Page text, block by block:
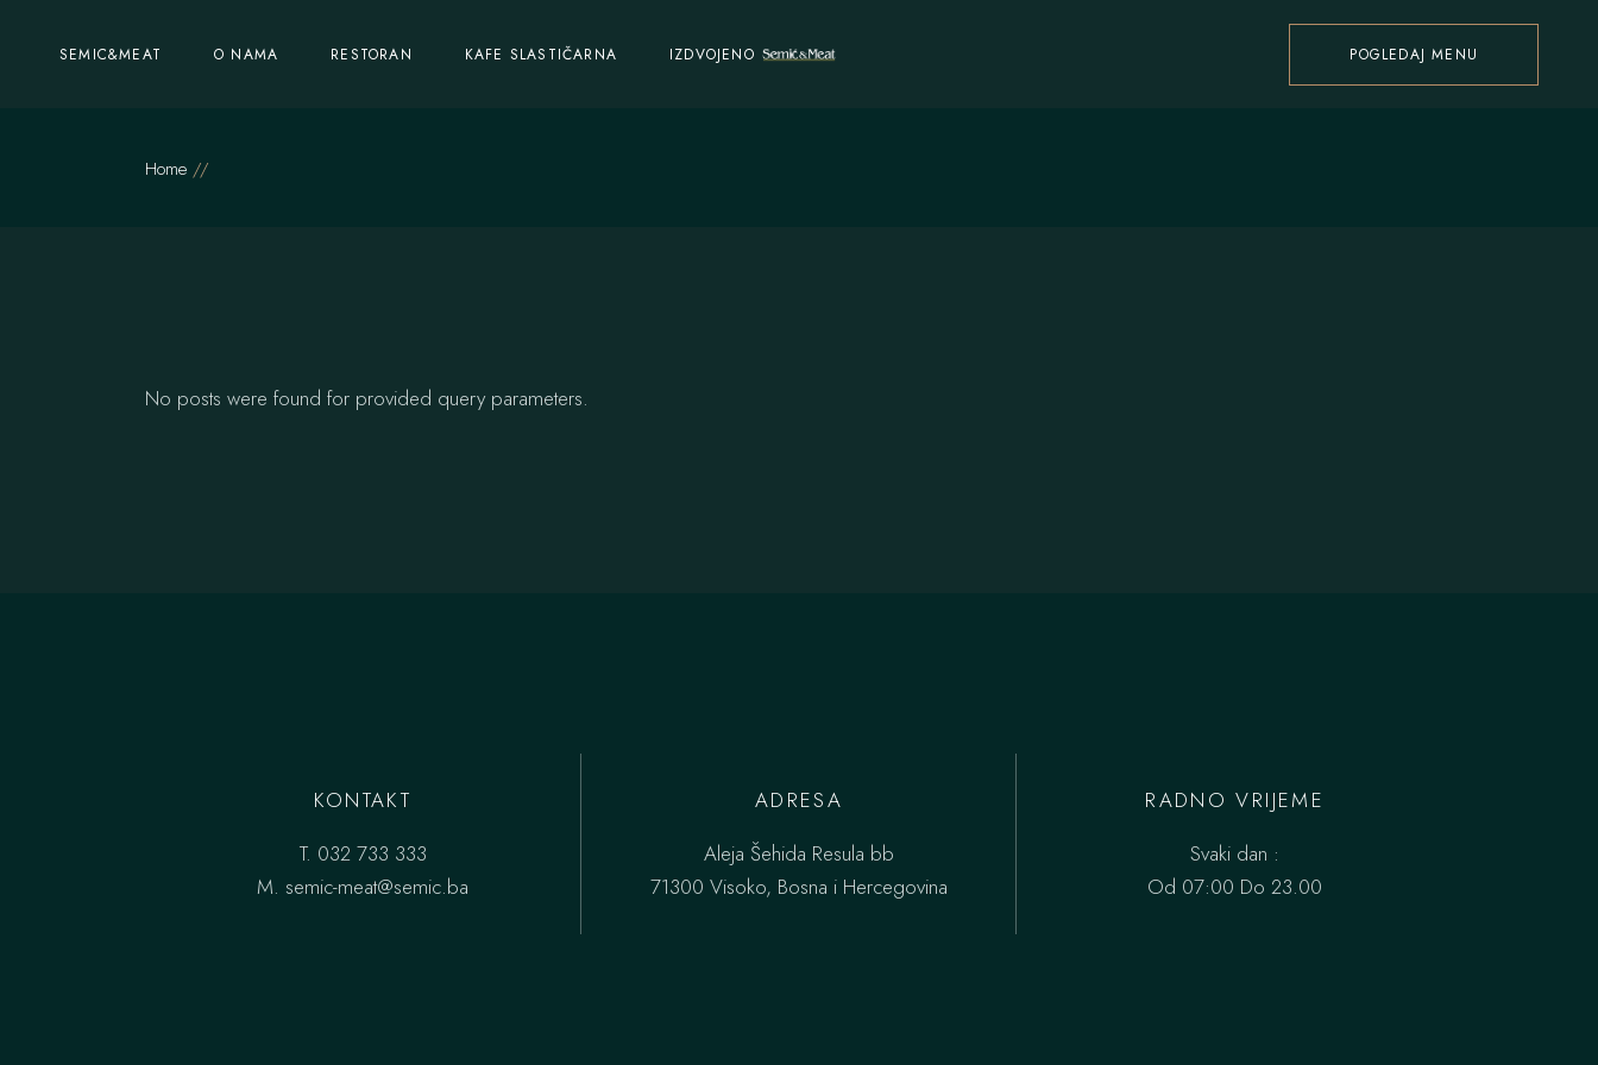
SEMIC&MEAT O NAMA RESTORAN KAFE SLASTIČARNA IZDVOJENO POGLEDAJ MENU
Home
No posts were found for provided query parameters.
KONTAKT
T. 032 733 333
M. semic-meat@semic.ba
ADRESA
Aleja Šehida Resula bb
71300 Visoko, Bosna i Hercegovina
RADNO VRIJEME
Svaki dan :
Od 07:00 Do 23.00